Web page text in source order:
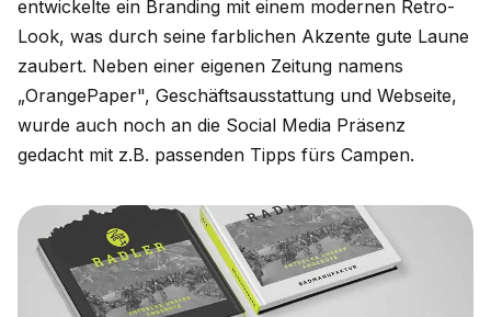
entwickelte ein Branding mit einem modernen Retro-
Look, was durch seine farblichen Akzente gute Laune
zaubert. Neben einer eigenen Zeitung namens
„OrangePaper", Geschäftsausstattung und Webseite,
wurde auch noch an die Social Media Präsenz
gedacht mit z.B. passenden Tipps fürs Campen.